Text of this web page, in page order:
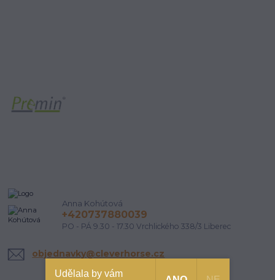
Anna Kohútová
+420737880039
PO - PÁ 9.30 - 17.30 Vrchlického 338/3 Liberec
objednavky@cleverhorse.cz
Udělala by vám